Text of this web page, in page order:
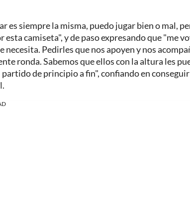
es siempre la misma, puedo jugar bien o mal,
camiseta", y de paso expresando que "me
Pedirles que nos apoyen y nos
ronda. Sabemos que ellos con la altura les
de principio a fin", confiando en